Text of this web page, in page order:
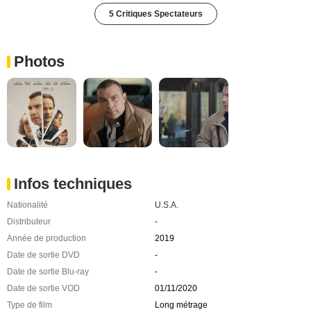
5 Critiques Spectateurs
Photos
Infos techniques
Nationalité
U.S.A.
Distributeur
-
Année de production
2019
Date de sortie DVD
-
Date de sortie Blu-ray
-
Date de sortie VOD
01/11/2020
Type de film
Long métrage